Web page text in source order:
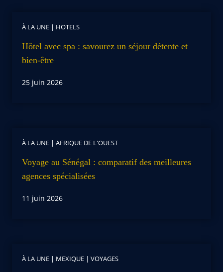
À LA UNE | HOTELS
Hôtel avec spa : savourez un séjour détente et
bien-être
25 juin 2026
À LA UNE | AFRIQUE DE L'OUEST
Voyage au Sénégal : comparatif des meilleures
agences spécialisées
11 juin 2026
À LA UNE | MEXIQUE | VOYAGES